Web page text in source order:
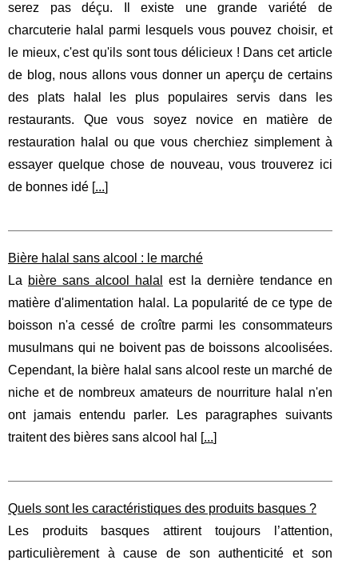
serez pas déçu. Il existe une grande variété de
charcuterie halal parmi lesquels vous pouvez choisir, et
le mieux, c'est qu'ils sont tous délicieux ! Dans cet article
de blog, nous allons vous donner un aperçu de certains
des plats halal les plus populaires servis dans les
restaurants. Que vous soyez novice en matière de
restauration halal ou que vous cherchiez simplement à
essayer quelque chose de nouveau, vous trouverez ici
de bonnes idé [...]
Bière halal sans alcool : le marché
La bière sans alcool halal
est la dernière tendance en
matière d'alimentation halal. La popularité de ce type de
boisson n'a cessé de croître parmi les consommateurs
musulmans qui ne boivent pas de boissons alcoolisées.
Cependant, la bière halal sans alcool reste un marché de
niche et de nombreux amateurs de nourriture halal n'en
ont jamais entendu parler. Les paragraphes suivants
traitent des bières sans alcool hal [...]
Quels sont les caractéristiques des produits basques ?
Les produits basques attirent toujours l’attention,
particulièrement à cause de son authenticité et son